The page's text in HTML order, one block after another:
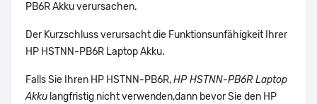
PB6R Akku verursachen.
Der Kurzschluss verursacht die Funktionsunfähigkeit Ihrer
HP HSTNN-PB6R Laptop Akku.
Falls Sie Ihren HP HSTNN-PB6R,HP HSTNN-PB6R Laptop
Akku langfristig nicht verwenden,dann bevor Sie den HP